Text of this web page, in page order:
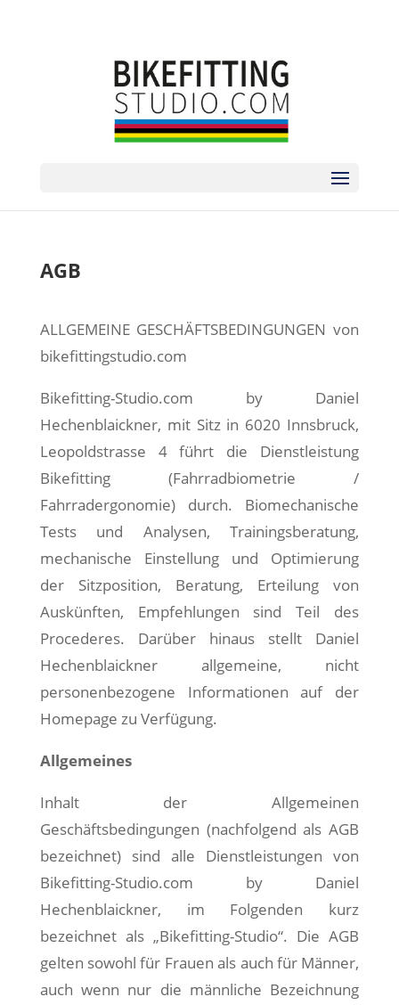
AGB
ALLGEMEINE GESCHÄFTSBEDINGUNGEN von
bikefittingstudio.com
Bikefitting-Studio.com by Daniel
Hechenblaickner, mit Sitz in 6020 Innsbruck,
Leopoldstrasse 4 führt die Dienstleistung
Bikefitting (Fahrradbiometrie /
Fahrradergonomie) durch. Biomechanische
Tests und Analysen, Trainingsberatung,
mechanische Einstellung und Optimierung
der Sitzposition, Beratung, Erteilung von
Auskünften, Empfehlungen sind Teil des
Procederes. Darüber hinaus stellt Daniel
Hechenblaickner allgemeine, nicht
personenbezogene Informationen auf der
Homepage zu Verfügung.
Allgemeines
Inhalt der Allgemeinen
Geschäftsbedingungen (nachfolgend als AGB
bezeichnet) sind alle Dienstleistungen von
Bikefitting-Studio.com by Daniel
Hechenblaickner, im Folgenden kurz
bezeichnet als „Bikefitting-Studio“. Die AGB
gelten sowohl für Frauen als auch für Männer,
auch wenn nur die männliche Bezeichnung